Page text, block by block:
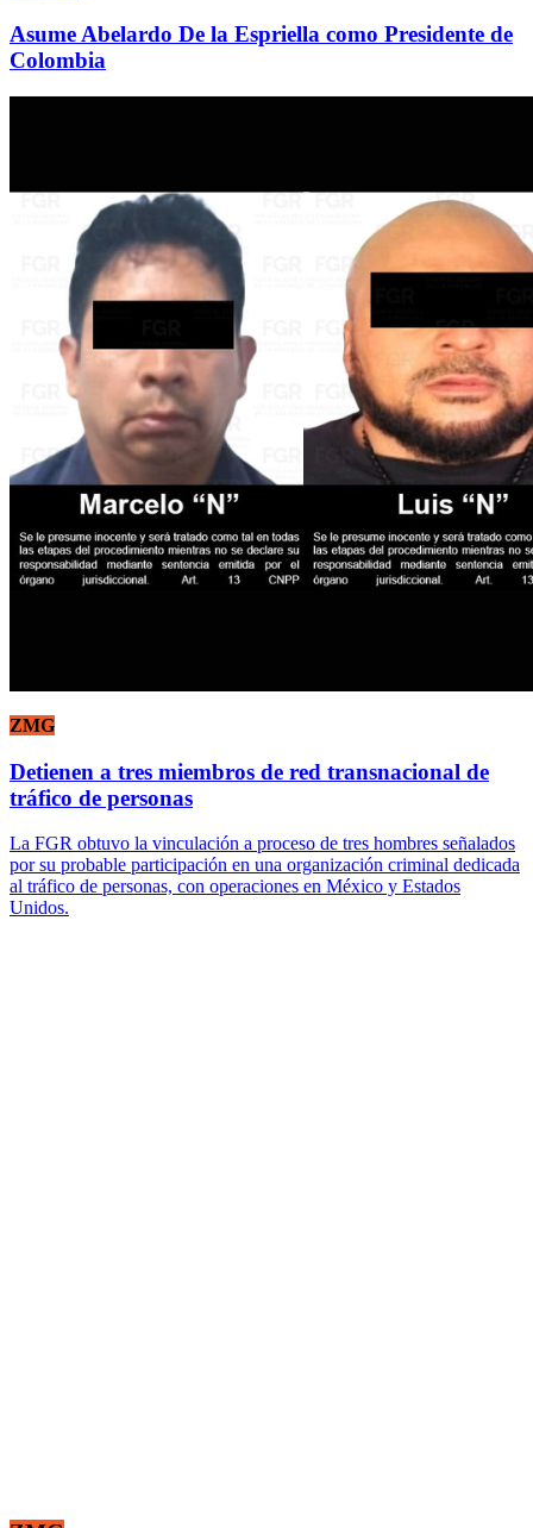
Asume Abelardo De la Espriella como Presidente de
Colombia
ZMG
Detienen a tres miembros de red transnacional de
tráfico de personas
La FGR obtuvo la vinculación a proceso de tres hombres señalados
por su probable participación en una organización criminal dedicada
al tráfico de personas, con operaciones en México y Estados
Unidos.